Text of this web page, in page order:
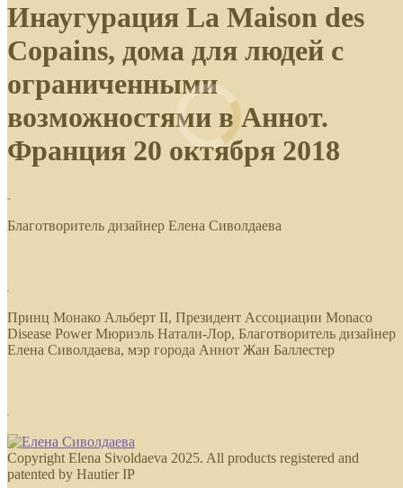
Инаугурация La Maison des
Copains, дома для людей с
ограниченными
возможностями в Аннот.
Франция 20 октября 2018
Благотворитель дизайнер Елена Сиволдаева
Принц Монако Альберт II, Президент Ассоциации Monaco
Disease Power Мюриэль Натали-Лор, Благотворитель дизайнер
Елена Сиволдаева, мэр города Аннот Жан Баллестер
Copyright Elena Sivoldaeva 2025. All products registered and
patented by Hautier IP